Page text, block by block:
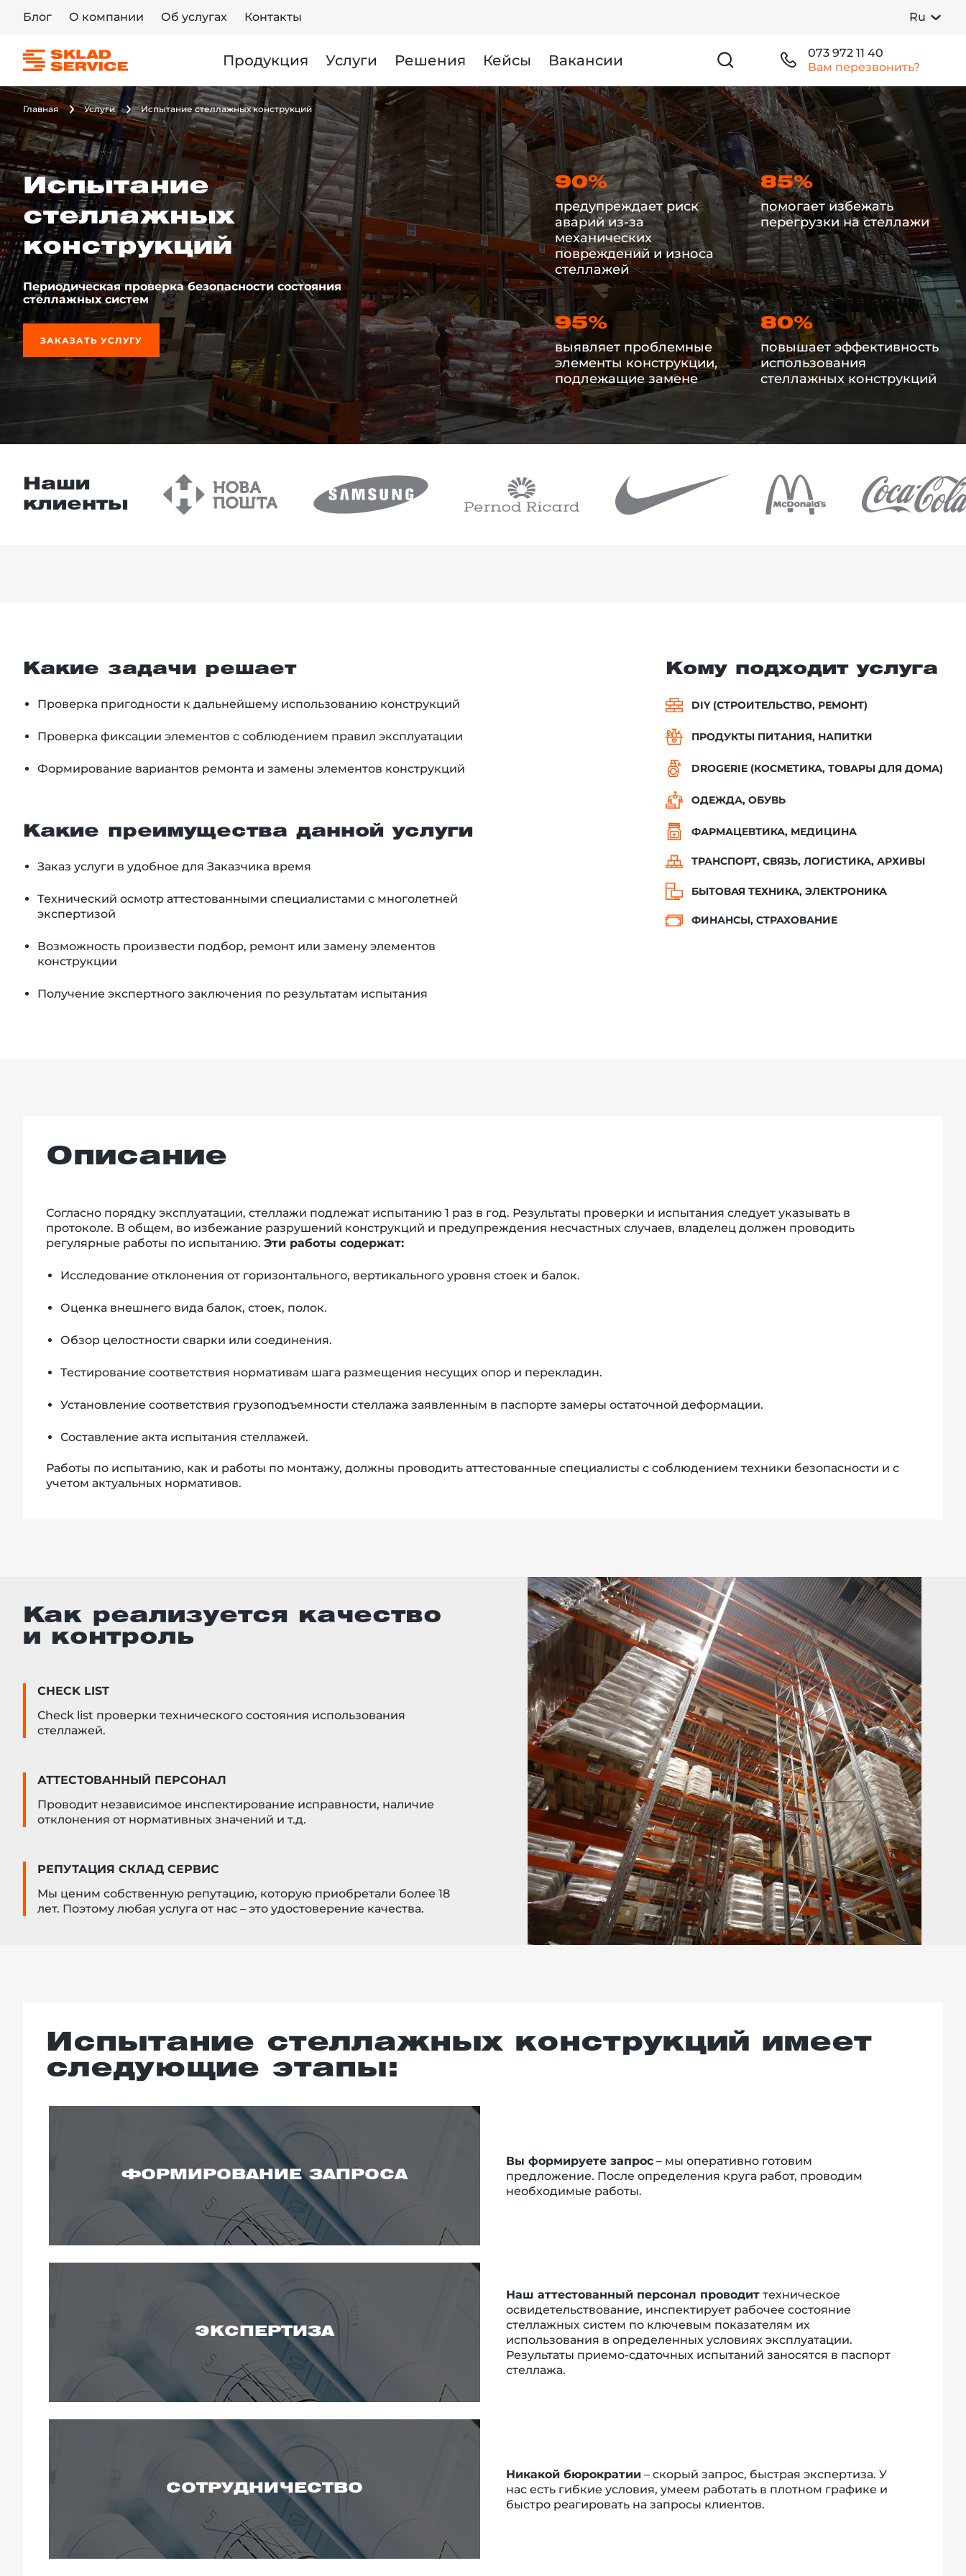
Блог О компании Об услугах Контакты Ru
Продукция Услуги Решения Кейсы Вакансии
073 972 11 40
Вам перезвонить?
Главная Услуги Испытание стеллажных конструкций
Испытание
стеллажных
конструкций
Периодическая проверка безопасности состояния
стеллажных систем
ЗАКАЗАТЬ УСЛУГУ
90%
предупреждает риск
аварий из-за
механических
повреждений и износа
стеллажей
85%
помогает избежать
перегрузки на стеллажи
95%
выявляет проблемные
элементы конструкции,
подлежащие замене
80%
повышает эффективность
использования
стеллажных конструкций
Наши
клиенты
Какие задачи решает
Проверка пригодности к дальнейшему использованию конструкций
Проверка фиксации элементов с соблюдением правил эксплуатации
Формирование вариантов ремонта и замены элементов конструкций
Какие преимущества данной услуги
Заказ услуги в удобное для Заказчика время
Технический осмотр аттестованными специалистами с многолетней
экспертизой
Возможность произвести подбор, ремонт или замену элементов
конструкции
Получение экспертного заключения по результатам испытания
Кому подходит услуга
DIY (СТРОИТЕЛЬСТВО, РЕМОНТ)
ПРОДУКТЫ ПИТАНИЯ, НАПИТКИ
DROGERIE (КОСМЕТИКА, ТОВАРЫ ДЛЯ ДОМА)
ОДЕЖДА, ОБУВЬ
ФАРМАЦЕВТИКА, МЕДИЦИНА
ТРАНСПОРТ, СВЯЗЬ, ЛОГИСТИКА, АРХИВЫ
БЫТОВАЯ ТЕХНИКА, ЭЛЕКТРОНИКА
ФИНАНСЫ, СТРАХОВАНИЕ
Описание
Согласно порядку эксплуатации, стеллажи подлежат испытанию 1 раз в год. Результаты проверки и испытания следует указывать в
протоколе. В общем, во избежание разрушений конструкций и предупреждения несчастных случаев, владелец должен проводить
регулярные работы по испытанию. Эти работы содержат:
Исследование отклонения от горизонтального, вертикального уровня стоек и балок.
Оценка внешнего вида балок, стоек, полок.
Обзор целостности сварки или соединения.
Тестирование соответствия нормативам шага размещения несущих опор и перекладин.
Установление соответствия грузоподъемности стеллажа заявленным в паспорте замеры остаточной деформации.
Составление акта испытания стеллажей.
Работы по испытанию, как и работы по монтажу, должны проводить аттестованные специалисты с соблюдением техники безопасности и с
учетом актуальных нормативов.
Как реализуется качество
и контроль
CHECK LIST
Check list проверки технического состояния использования
стеллажей.
АТТЕСТОВАННЫЙ ПЕРСОНАЛ
Проводит независимое инспектирование исправности, наличие
отклонения от нормативных значений и т.д.
РЕПУТАЦИЯ СКЛАД СЕРВИС
Мы ценим собственную репутацию, которую приобретали более 18
лет. Поэтому любая услуга от нас – это удостоверение качества.
Испытание стеллажных конструкций имеет
следующие этапы:
ФОРМИРОВАНИЕ ЗАПРОСА
Вы формируете запрос – мы оперативно готовим
предложение. После определения круга работ, проводим
необходимые работы.
ЭКСПЕРТИЗА
Наш аттестованный персонал проводит техническое
освидетельствование, инспектирует рабочее состояние
стеллажных систем по ключевым показателям их
использования в определенных условиях эксплуатации.
Результаты приемо-сдаточных испытаний заносятся в паспорт
стеллажа.
СОТРУДНИЧЕСТВО
Никакой бюрократии – скорый запрос, быстрая экспертиза. У
нас есть гибкие условия, умеем работать в плотном графике и
быстро реагировать на запросы клиентов.